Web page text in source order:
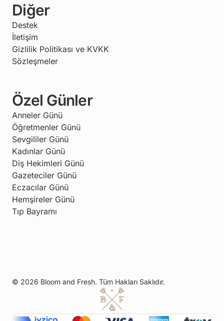
Diğer
Destek
İletişim
Gizlilik Politikası ve KVKK
Sözleşmeler
Özel Günler
Anneler Günü
Öğretmenler Günü
Sevgililer Günü
Kadınlar Günü
Diş Hekimleri Günü
Gazeteciler Günü
Eczacılar Günü
Hemşireler Günü
Tıp Bayramı
© 2026 Bloom and Fresh. Tüm Hakları Saklıdır.